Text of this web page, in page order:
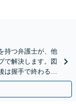
持つ弁護士が、他
で解決します。図
は握手で終わる円